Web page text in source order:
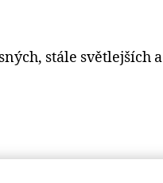
stále světlejších a